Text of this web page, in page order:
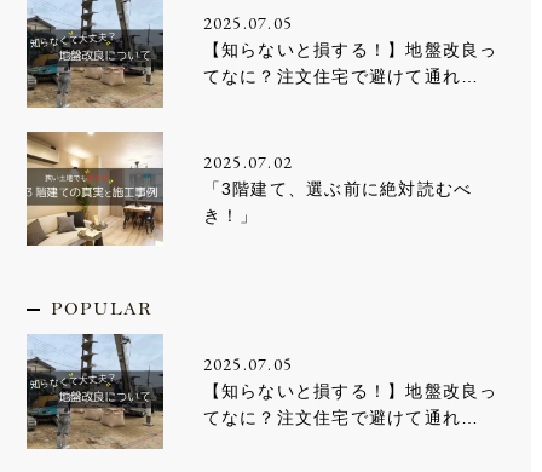
2025.07.05
【知らないと損する！】地盤改良っ
てなに？注文住宅で避けて通れ…
2025.07.02
「3階建て、選ぶ前に絶対読むべ
き！」
POPULAR
2025.07.05
【知らないと損する！】地盤改良っ
てなに？注文住宅で避けて通れ…